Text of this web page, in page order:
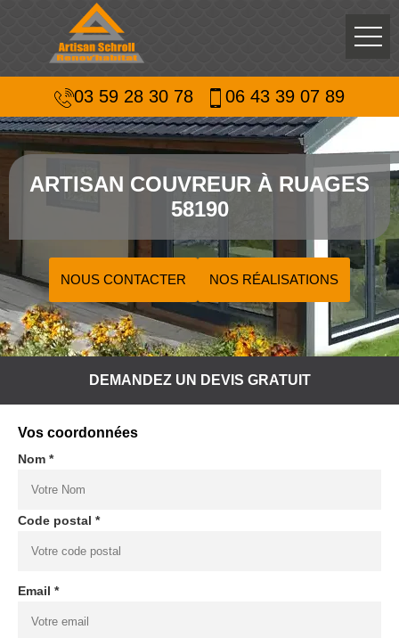
03 59 28 30 78 06 43 39 07 89
ARTISAN COUVREUR À RUAGES
58190
NOUS CONTACTER NOS RÉALISATIONS
DEMANDEZ UN DEVIS GRATUIT
Vos coordonnées
Nom *
Code postal *
Email *